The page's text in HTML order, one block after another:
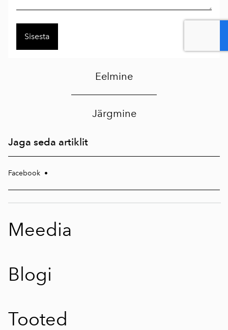
Eelmine
Järgmine
Jaga seda artiklit
Facebook •
Meedia
Blogi
Tooted